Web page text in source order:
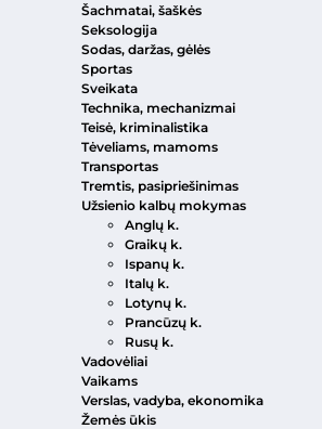
Šachmatai, šaškės
Seksologija
Sodas, daržas, gėlės
Sportas
Sveikata
Technika, mechanizmai
Teisė, kriminalistika
Tėveliams, mamoms
Transportas
Tremtis, pasipriešinimas
Užsienio kalbų mokymas
Anglų k.
Graikų k.
Ispanų k.
Italų k.
Lotynų k.
Prancūzų k.
Rusų k.
Vadovėliai
Vaikams
Verslas, vadyba, ekonomika
Žemės ūkis